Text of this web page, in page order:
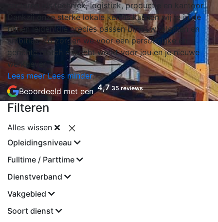
sectoren als techniek, logistiek, productie en kantoor.
Dankzij onze sterke lokale kennis kunnen wij je in de
banen leiden die precies passen bij jouw talenten en
ambities. Zo zorgen we voor een persoonlijke en
gerichte match die echt werkt voor jou en je nieuwe
werkgever.
Lees meer Lees minder
Beoordeeld met een 4,7 35 reviews
Filteren
Alles wissen
Opleidingsniveau
Fulltime / Parttime
Dienstverband
Vakgebied
Soort dienst